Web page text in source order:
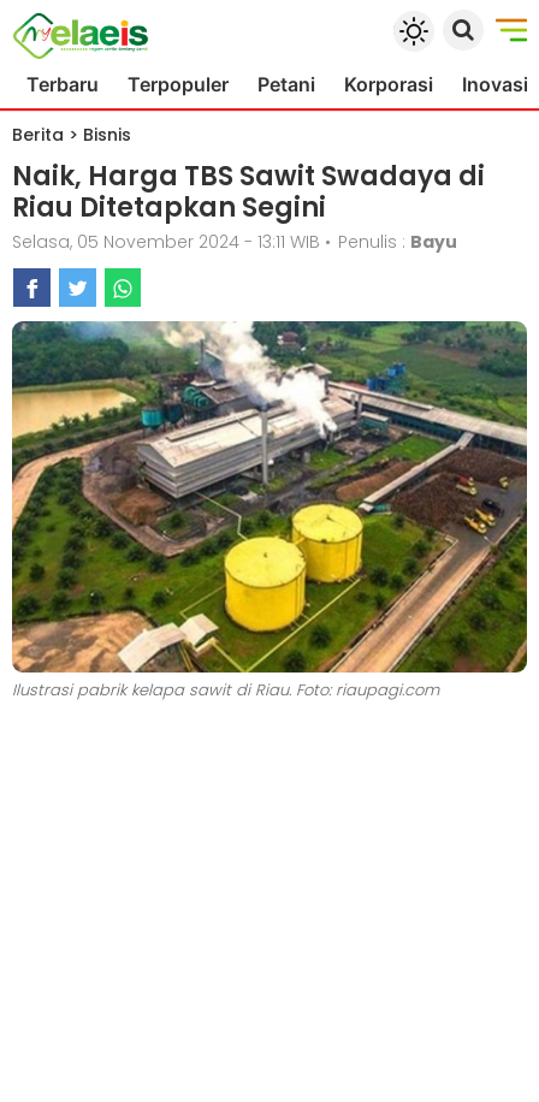
Terbaru Terpopuler Petani Korporasi Inovasi
Berita > Bisnis
Naik, Harga TBS Sawit Swadaya di
Riau Ditetapkan Segini
Selasa, 05 November 2024 - 13:11 WIB • Penulis : Bayu
Ilustrasi pabrik kelapa sawit di Riau. Foto: riaupagi.com